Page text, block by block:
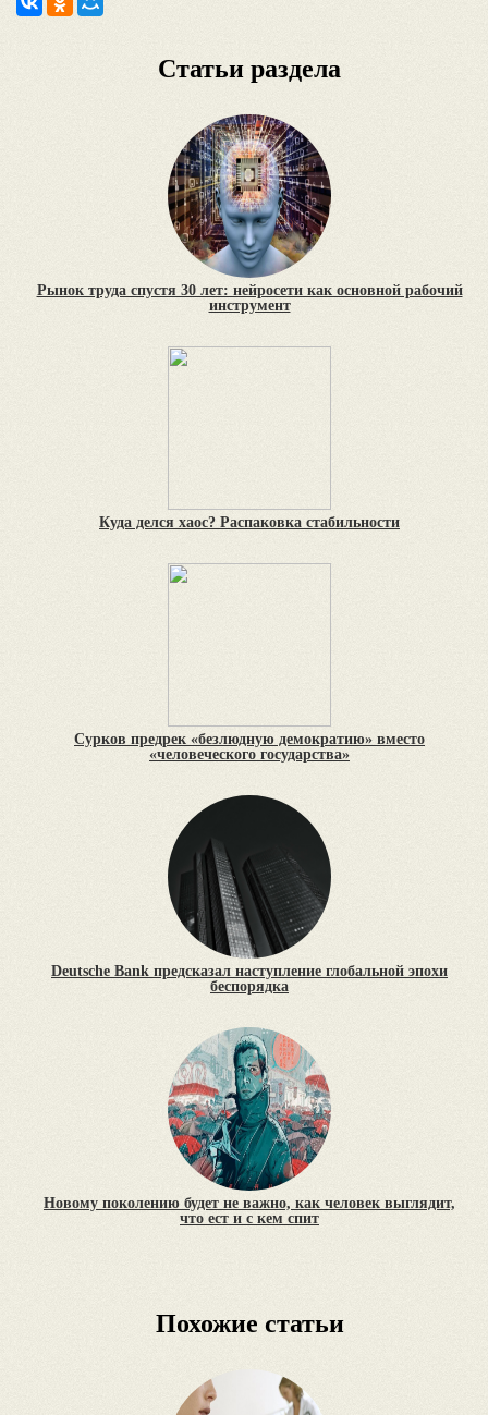
Статьи раздела
Рынок труда спустя 30 лет: нейросети как основной рабочий
инструмент
Куда делся хаос? Распаковка стабильности
Сурков предрек «безлюдную демократию» вместо
«человеческого государства»
Deutsche Bank предсказал наступление глобальной эпохи
беспорядка
Новому поколению будет не важно, как человек выглядит,
что ест и с кем спит
Похожие статьи